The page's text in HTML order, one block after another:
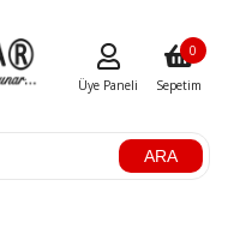
ARA
Üye Paneli Sepetim
0